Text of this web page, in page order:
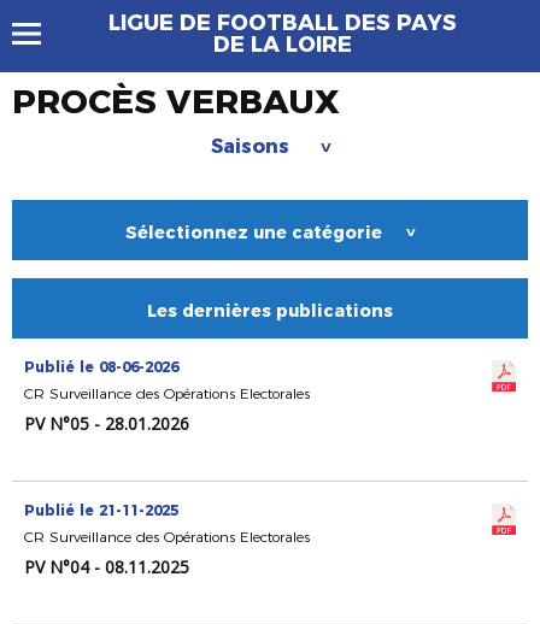
LIGUE DE FOOTBALL DES PAYS
DE LA LOIRE
PROCÈS VERBAUX
Saisons >
Sélectionnez une catégorie >
Les dernières publications
Publié le 08-06-2026
CR Surveillance des Opérations Electorales
PV N°05 - 28.01.2026
Publié le 21-11-2025
CR Surveillance des Opérations Electorales
PV N°04 - 08.11.2025